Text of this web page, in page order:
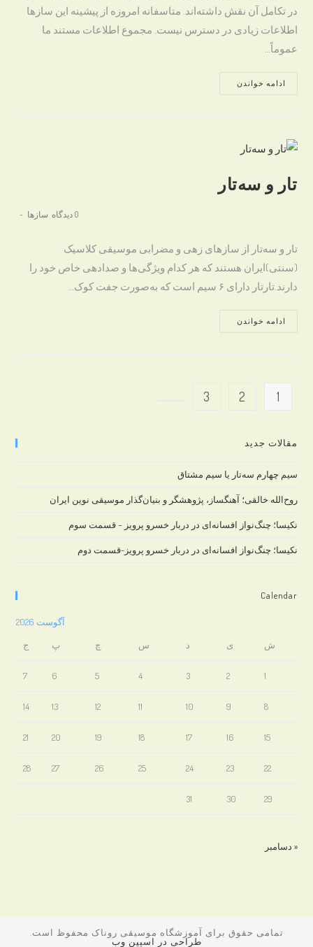
در تکامل آن نقش داشته‌اند. متاسفانه امروزه از پیشینه این سازها
اطلاعات زیادی در دسترس نیست. مجموع اطلاعات مستند ما
عموماً…
ادامه خواندن
تار و سه‌تار
Post
سازها
Post
0 دیدگاه
تار و سه‌تار از سازهای زهی و مضرابی موسیقی کلاسیک
(سنتی)ایران هستند که هر کدام ویژگی‌ها و صدادهی خاص خود را
دارند.تارتار دارای ۶ سیم است که به‌صورت جفت کوک…
ادامه خواندن
1
2
3
مقالات جدید
سیم چهارم سه‌تار یا سیم مشتاق
روح‌الله خالقی؛ آهنگساز، پژوهشگر و بنیان‌گذار موسیقی نوین ایران
نکیسا؛ چنگ‌نواز افسانه‌ای در دربار خسرو پرویز – قسمت سوم
نکیسا؛ چنگ‌نواز افسانه‌ای در دربار خسرو پرویز-قسمت دوم
Calendar
آگوست 2026
ش ی د س چ پ ج
1
2
3
4
5
6
7
8
9
10
11
12
13
14
15
16
17
18
19
20
21
22
23
24
25
26
27
28
29
30
31
« دسامبر
تمامی حقوق برای آموزشگاه موسیقی روناک محفوظ است.
طراحی در اسپین وب